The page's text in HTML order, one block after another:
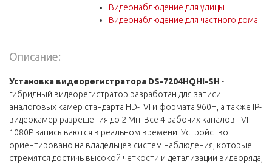
Видеонаблюдение для улицы
Видеонаблюдение для частного дома
Описание:
Установка видеорегистратора DS-7204HQHI-SH -
гибридный видеорегистратор разработан для записи
аналоговых камер стандарта HD-TVI и формата 960H, а также IP-
видеокамер разрешения до 2 Мп. Все 4 рабочих каналов TVI
1080P записываются в реальном времени. Устройство
ориентировано на владельцев систем наблюдения, которые
стремятся достичь высокой чёткости и детализации видеоряда,